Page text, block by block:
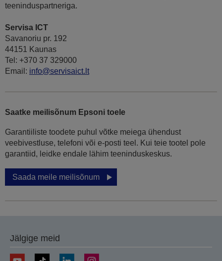
teeninduspartneriga.
Servisa ICT
Savanoriu pr. 192
44151 Kaunas
Tel: +370 37 329000
Email: info@servisaict.lt
Saatke meilisõnum Epsoni toele
Garantiiliste toodete puhul võtke meiega ühendust
veebivestluse, telefoni või e-posti teel. Kui teie tootel pole
garantiid, leidke endale lähim teeninduskeskus.
Saada meile meilisõnum
Jälgige meid